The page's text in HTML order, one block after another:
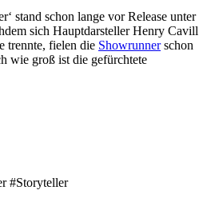
stand schon lange vor Release unter
sich Hauptdarsteller Henry Cavill
trennte, fielen die Showrunnerschon
wie groß ist die gefürchtete
#Storyteller